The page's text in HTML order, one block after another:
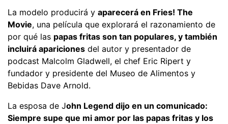
La modelo producirá y aparecerá en Fries! The
Movie, una película que explorará el razonamiento de
por qué las papas fritas son tan populares, y también
incluirá apariciones del autor y presentador de
podcast Malcolm Gladwell, el chef Eric Ripert y
fundador y presidente del Museo de Alimentos y
Bebidas Dave Arnold.
La esposa de John Legend dijo en un comunicado:
Siempre supe que mi amor por las papas fritas y los